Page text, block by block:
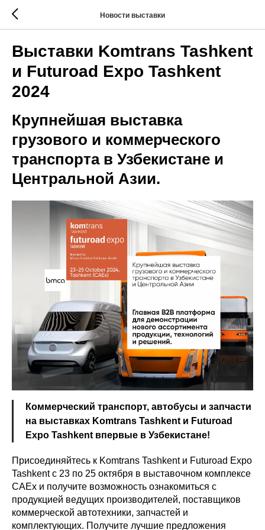
Новости выставки
Выставки Komtrans Tashkent
и Futuroad Expo Tashkent
2024
Крупнейшая выставка
грузового и коммерческого
транспорта в Узбекистане и
Центральной Азии.
Коммерческий транспорт, автобусы и запчасти
на выставках Komtrans Tashkent и Futuroad
Expo Tashkent впервые в Узбекистане!
Присоединяйтесь к Komtrans Tashkent и Futuroad Expo
Tashkent с 23 по 25 октября в выставочном комплексе
CAEx и получите возможность ознакомиться с
продукцией ведущих производителей, поставщиков
коммерческой автотехники, запчастей и
комплектующих. Получите лучшие предложения